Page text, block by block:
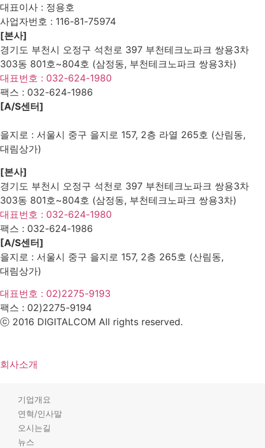
대표이사 : 정용호
사업자번호 : 116-81-75974
[본사]
경기도 부천시 오정구 석천로 397 부천테크노파크 쌍용3차
303동 801호~804호 (삼정동, 부천테크노파크 쌍용3차)
대표번호 : 032-624-1980
팩스 : 032-624-1986
[A/S센터]
을지로 : 서울시 중구 을지로 157, 2층 라열 265호 (산림동,
대림상가)
[본사]
경기도 부천시 오정구 석천로 397 부천테크노파크 쌍용3차
303동 801호~804호 (삼정동, 부천테크노파크 쌍용3차)
대표번호 : 032-624-1980
팩스 : 032-624-1986
[A/S센터]
을지로 : 서울시 중구 을지로 157, 2층 265호 (산림동,
대림상가)
대표번호 : 02)2275-9193
팩스 : 02)2275-9194​
ⓒ 2016 DIGITALCOM All rights reserved.
회사소개
기업개요
연혁/인사말
오시는길
뉴스